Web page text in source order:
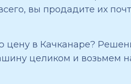
вы продадите их
цену в Качканаре?
целиком и возьмем